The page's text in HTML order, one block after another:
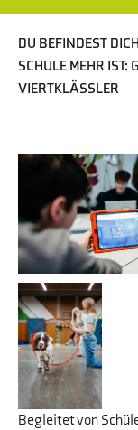
DU BEFINDEST
SCHULE MEHR
VIERTKLÄSSLER
Begleitet von